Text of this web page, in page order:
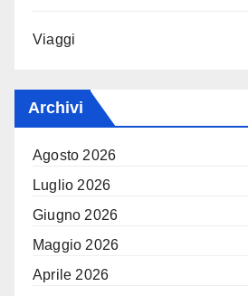
Viaggi
Archivi
Agosto 2026
Luglio 2026
Giugno 2026
Maggio 2026
Aprile 2026